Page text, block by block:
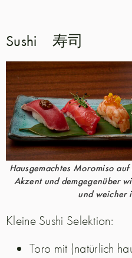
Sushi 寿司
Hausgemachtes Moromiso
Akzent und demgegenüber
und weicher
Kleine Sushi Selektion:
Toro mit (natürlich